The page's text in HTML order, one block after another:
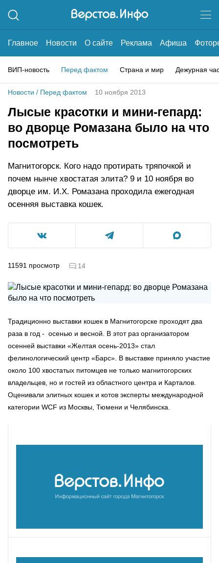
Главное Новости О сайте Реклама Афиша
ВИП-новость Перед фактом Страна и мир Дежурная
Новости / Перед фактом 10 ноября 2013
Лысые красотки и мини-гепард:
во дворце Ромазана было на что
посмотреть
Магнитогорск. Кого надо протирать тряпочкой и
почем нынче хвостатая элита? 9 и 10 ноября во
дворце им. И.Х. Ромазана проходила ежегодная
осенняя выставка кошек.
11591 просмотр 14
Традиционно выставки кошек в Магнитогорске проходят два
раза в год - осенью и весной. В этот раз организатором
осенней выставки «Желтая осень-2013» стал
фелинологический центр «Барс». В выставке приняло участие
около 100 хвостатых питомцев не только магнитогорских
владельцев, но и гостей из областного центра и Карталов.
Оценивали элитных кошек и котов эксперты международной
категории WCF из Москвы, Тюмени и Челябинска.